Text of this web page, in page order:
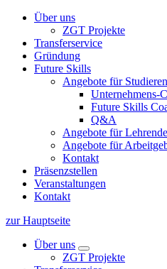
Über uns
ZGT Projekte
Transferservice
Gründung
Future Skills
Angebote für
Unternehmens-
Future Skills
Q&A
Angebote für Lehrende
Angebote für
Kontakt
Präsenzstellen
Veranstaltungen
Kontakt
zur Hauptseite
Über uns
ZGT Projekte